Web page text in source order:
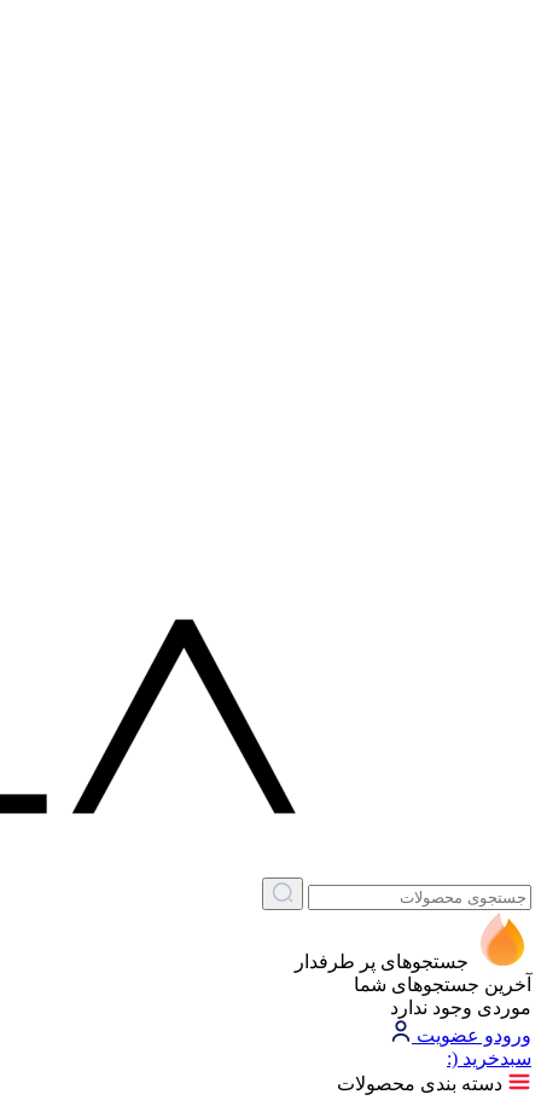
جستجوهای پر طرفدار
آخرین جستجوهای شما
موردی وجود ندارد
ورودو عضویت
سبد‌خرید (:
دسته بندی محصولات